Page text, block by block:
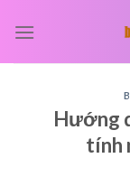
Hướng
tính